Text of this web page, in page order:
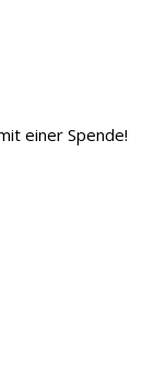
einer Spende!